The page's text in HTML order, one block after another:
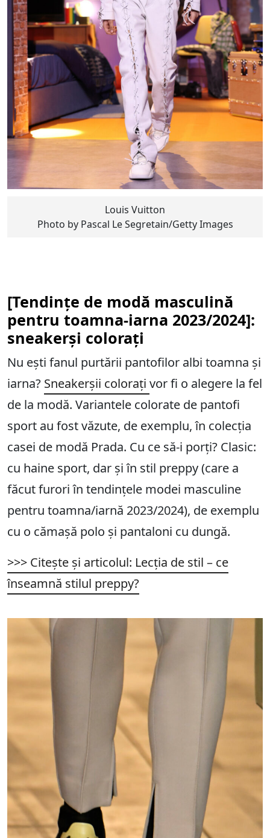
Louis Vuitton
Photo by Pascal Le Segretain/Getty Images
[Tendințe de modă masculină
pentru toamna-iarna 2023/2024]:
sneakerși colorați
Nu ești fanul purtării pantofilor albi toamna și
iarna? Sneakerșii colorați vor fi o alegere la fel
de la modă. Variantele colorate de pantofi
sport au fost văzute, de exemplu, în colecția
casei de modă Prada. Cu ce să-i porți? Clasic:
cu haine sport, dar și în stil preppy (care a
făcut furori în tendințele modei masculine
pentru toamna/iarnă 2023/2024), de exemplu
cu o cămașă polo și pantaloni cu dungă.
>>> Citește și articolul: Lecția de stil – ce
înseamnă stilul preppy?